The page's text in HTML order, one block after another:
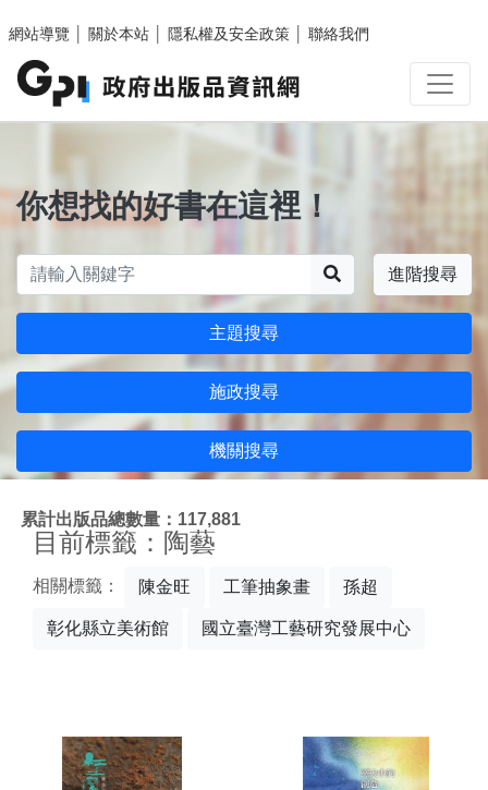
網站導覽
關於本站 隱私權及安全政策 聯絡我們
你想找的好書在這裡！
進階搜尋
主題搜尋
施政搜尋
機關搜尋
累計出版品總數量：117,881
目前標籤：陶藝
相關標籤： 陳金旺 工筆抽象畫 孫超
彰化縣立美術館 國立臺灣工藝研究發展中心